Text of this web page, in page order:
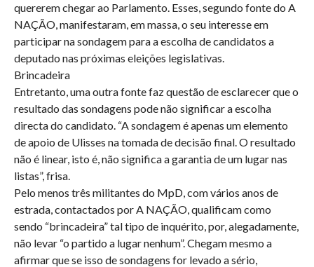
quererem chegar ao Parlamento. Esses, segundo fonte do A
NAÇÃO, manifestaram, em massa, o seu interesse em
participar na sondagem para a escolha de candidatos a
deputado nas próximas eleições legislativas.
Brincadeira
Entretanto, uma outra fonte faz questão de esclarecer que o
resultado das sondagens pode não significar a escolha
directa do candidato. “A sondagem é apenas um elemento
de apoio de Ulisses na tomada de decisão final. O resultado
não é linear, isto é, não significa a garantia de um lugar nas
listas”, frisa.
Pelo menos três militantes do MpD, com vários anos de
estrada, contactados por A NAÇÃO, qualificam como
sendo “brincadeira” tal tipo de inquérito, por, alegadamente,
não levar “o partido a lugar nenhum”. Chegam mesmo a
afirmar que se isso de sondagens for levado a sério,